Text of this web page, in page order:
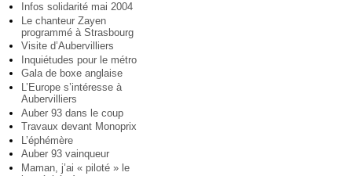
Infos solidarité mai 2004
Le chanteur Zayen
programmé à Strasbourg
Visite d’Aubervilliers
Inquiétudes pour le métro
Gala de boxe anglaise
L’Europe s’intéresse à
Aubervilliers
Auber 93 dans le coup
Travaux devant Monoprix
L’éphémère
Auber 93 vainqueur
Maman, j’ai « piloté » le